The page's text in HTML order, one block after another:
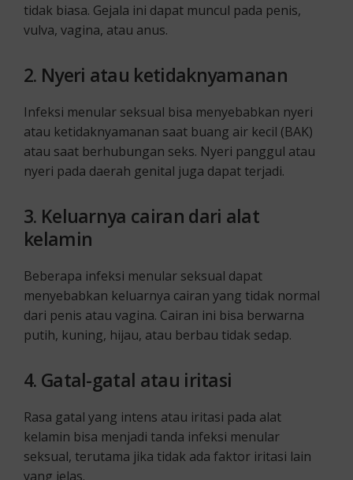
tidak biasa. Gejala ini dapat muncul pada penis,
vulva, vagina, atau anus.
2. Nyeri atau ketidaknyamanan
Infeksi menular seksual bisa menyebabkan nyeri
atau ketidaknyamanan saat buang air kecil (BAK)
atau saat berhubungan seks. Nyeri panggul atau
nyeri pada daerah genital juga dapat terjadi.
3. Keluarnya cairan dari alat
kelamin
Beberapa infeksi menular seksual dapat
menyebabkan keluarnya cairan yang tidak normal
dari penis atau vagina. Cairan ini bisa berwarna
putih, kuning, hijau, atau berbau tidak sedap.
4. Gatal-gatal atau iritasi
Rasa gatal yang intens atau iritasi pada alat
kelamin bisa menjadi tanda infeksi menular
seksual, terutama jika tidak ada faktor iritasi lain
yang jelas.